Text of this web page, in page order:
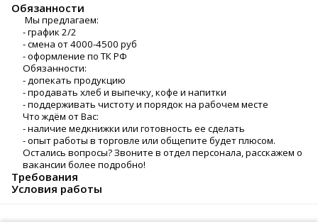
Обязанности
Мы предлагаем:
- график 2/2
- смена от 4000-4500 руб
- оформление по ТК РФ
Обязанности:
- допекать продукцию
- продавать хлеб и выпечку, кофе и напитки
- поддерживать чистоту и порядок на рабочем месте
Что ждём от Вас:
- наличие медкнижки или готовность ее сделать
- опыт работы в торговле или общепите будет плюсом.
Остались вопросы? Звоните в отдел персонала, расскажем о
вакансии более подробно!
Требования
Условия работы